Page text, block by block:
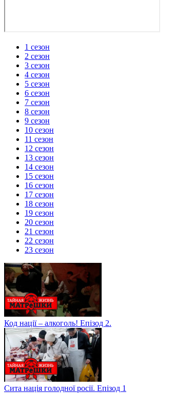
1 сезон
2 сезон
3 сезон
4 сезон
5 сезон
6 сезон
7 сезон
8 сезон
9 сезон
10 сезон
11 сезон
12 сезон
13 сезон
14 сезон
15 сезон
16 сезон
17 сезон
18 сезон
19 сезон
20 сезон
21 сезон
22 сезон
23 сезон
Код нації – алкоголь! Епізод 2.
Сита нація голодної росії. Епізод 1